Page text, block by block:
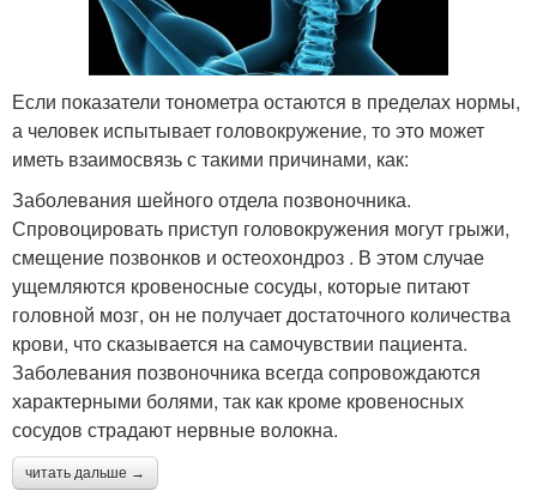
Если показатели тонометра остаются в пределах нормы,
а человек испытывает головокружение, то это может
иметь взаимосвязь с такими причинами, как:
Заболевания шейного отдела позвоночника.
Спровоцировать приступ головокружения могут грыжи,
смещение позвонков и остеохондроз . В этом случае
ущемляются кровеносные сосуды, которые питают
головной мозг, он не получает достаточного количества
крови, что сказывается на самочувствии пациента.
Заболевания позвоночника всегда сопровождаются
характерными болями, так как кроме кровеносных
сосудов страдают нервные волокна.
читать дальше →